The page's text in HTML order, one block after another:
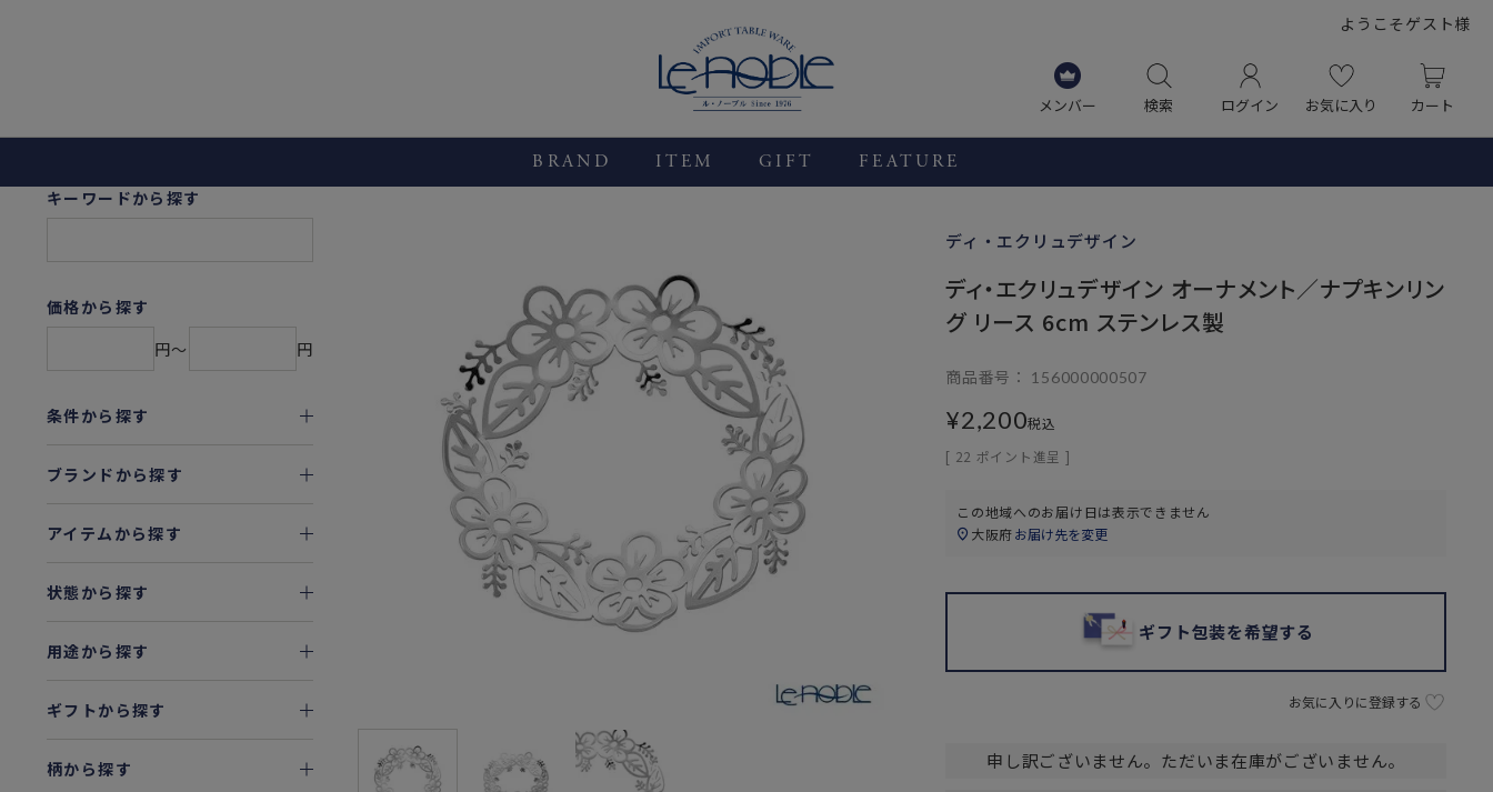
ようこそゲスト様
メンバー 検索 ログイン お気に入り カート
BRAND ITEM GIFT FEATURE
キーワードから探す
価格から探す
円〜
円
条件から探す
ブランドから探す
アイテムから探す
状態から探す
用途から探す
ギフトから探す
柄から探す
ディ・エクリュデザイン
ディ・エクリュデザイン オーナメント／ナプキンリン
グ リース 6cm ステンレス製
商品番号 156000000507
¥2,200税込
[ 22 ポイント進呈 ]
この地域へのお届け日は表示できません
大阪府お届け先を変更
ギフト包装を希望する
お気に入りに登録する
申し訳ございません。ただいま在庫がございません。